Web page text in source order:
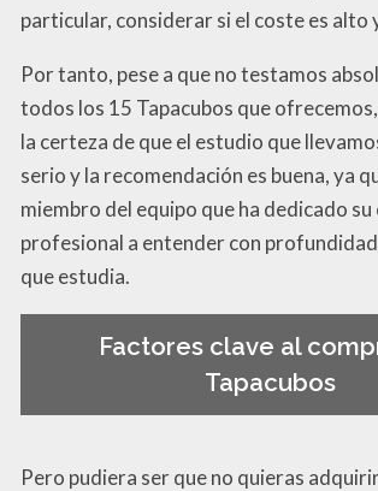
particular, considerar si el coste es alto
Por tanto, pese a que no testamos
todos los 15 Tapacubos que
la certeza de que el estudio que
serio y la recomendación es buena, ya
miembro del equipo que ha dedicado
profesional a entender con
que estudia.
Factores clave al
Tapacubos
Pero pudiera ser que no quieras